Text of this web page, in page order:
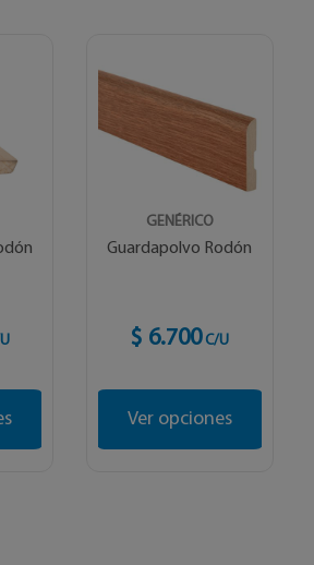
GENÉRICO
Guardapolvo Rodón
$ 6.700 C/U
Ver opciones